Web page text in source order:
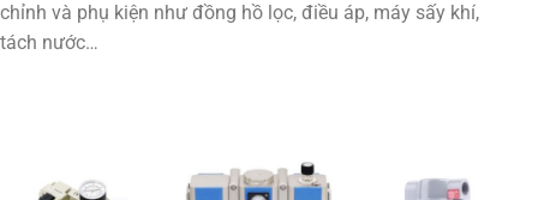
chỉnh và phụ kiện như đồng hồ lọc, điều áp, máy sấy khí,
tách nước…